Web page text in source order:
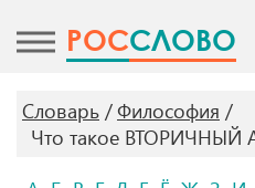
POCСЛОВО
Словарь
Философия
Что такое